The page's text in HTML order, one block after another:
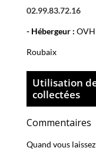
02.99.83.72.16
- Hébergeur : OVH
Roubaix
Utilisation
collectées
Commentaires
Quand vous